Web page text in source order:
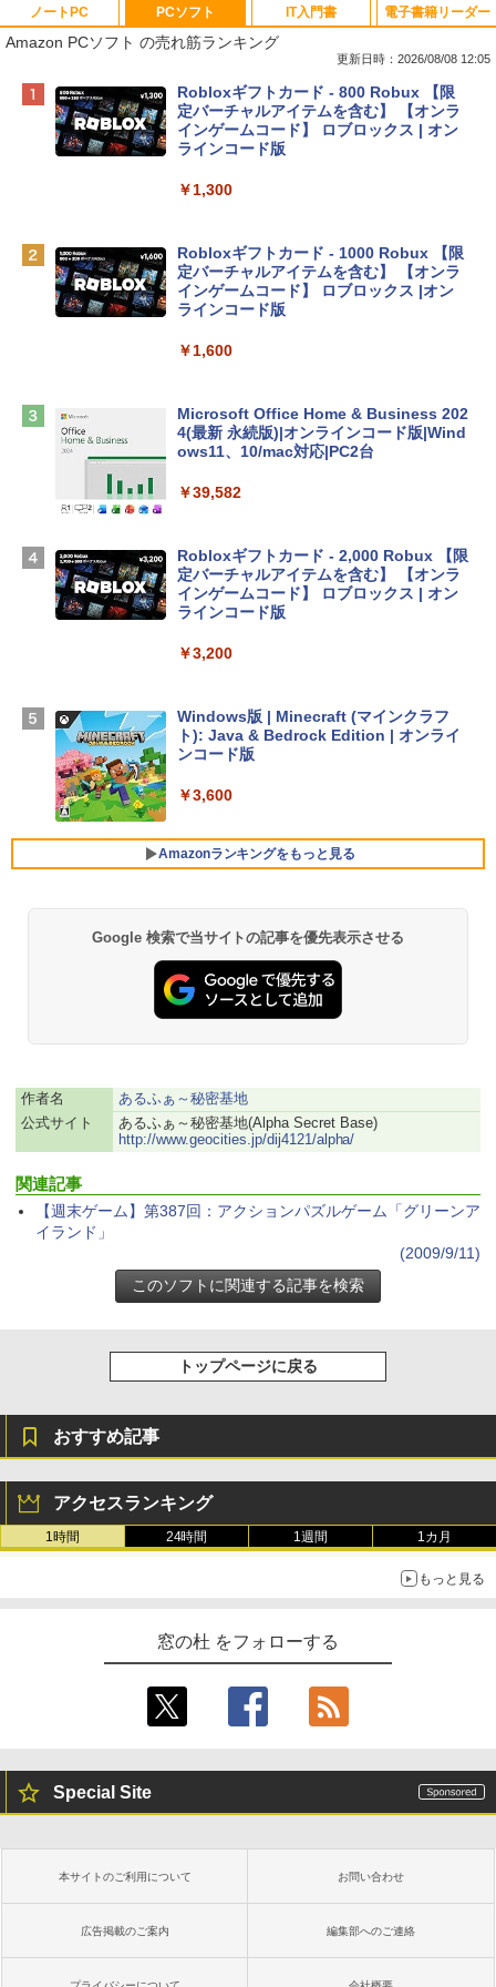
ノートPC
Apple 2026 MacBook Neo A18 Proチッ
プ搭載13インチノートブック：AIとAppl
e Intelligenceのために設計、Liquid Ret
inaディスプレイ、8GBユニファイドメモ
eTime HDカメラ - インディゴ
tomtoc 360°保護 15.6 16インチ パソコ
ンケース Dell NEC Lavie ASUS HP dyna
Apple 2026 MacBook Air M5チップ搭載
13インチノートブック：AIとApple Intell
スプレイ、16GBユニファイドメモリ、1
D - シルバー
￥261,414
【Amazon.co.jp限定】 HP ノートパソコ
￥129,800
FMV ノートパソコン WE1-K3 (MS 365 P
VWK3E15W_AZ
PCソフト
Amazon PCソフト の売れ筋ランキング
更新日時：2026/08/08 12:05
Robloxギフトカード - 800 Robux 【限
定バーチャルアイテムを含む】 【オンラ
インゲームコード】 ロブロックス | オン
ラインコード版
￥1,300
Robloxギフトカード - 1000 Robux 【限
定バーチャルアイテムを含む】 【オンラ
インゲームコード】 ロブロックス |オン
ラインコード版
￥1,600
Microsoft Office Home & Business 202
4(最新 永続版)|オンラインコード版|Wind
ows11、10/mac対応|PC2台
￥39,582
Robloxギフトカード - 2,000 Robux 【限
定バーチャルアイテムを含む】 【オンラ
インゲームコード】 ロブロックス | オン
ラインコード版
￥3,200
Windows版 | Minecraft (マインクラフ
ト): Java & Bedrock Edition | オンライ
ンコード版
￥3,600
Amazonランキングをもっと見る
IT入門書
生成AIパスポート公式テキスト 第４版
￥1,766
出す プロンプトの言葉 AI画像生成シリー
ズ (はぴーイラストLabo)
非エンジニア 初心者 素人 でも安心 使い
方 マニュアル AI副業にもコンテンツ作成
にもKindle出版にも！ 非エンジニアのた
めのAIコーディング入門シリーズ
FM TOWNS ハイパー・カタログ: 本体ハ
ェクトリストと最新エミュレータ紹介
電子書籍リーダー
Amazon Kindle Paperwhite (16GB) 7イ
ンチディスプレイ、色調調節ライト、12
週間持続バッテリー、広告なし、ブラッ
ク
￥22,980
Amazon Kindle - 目に優しい、かさばら
ない、大きな画面で読みやすい、6週間持
続バッテリー、6インチディスプレイ電子
￥16,980
Kindle Paperwhite シグニチャーエディ
ション (32GB) 7インチディスプレイ、明
ブラック
Amazon Kindle Colorsoft | 16GBストレ
ージ、防水、7インチカラーディスプレ
イ、色調調節ライト、最大8週間持続バッ
テリー、広告無し、ブラック (2025年発
売)
New Amazon Kindle Scribe Colorsoft |
11インチカラーディスプレイ、64GBスト
整、色調調節ライト、プレミアムペン付
き、グラファイト
Google 検索で当サイトの記事を優先表示させる
作者名
あるふぁ～秘密基地
公式サイト
あるふぁ～秘密基地(Alpha Secret Base)
http://www.geocities.jp/dij4121/alpha/
関連記事
【週末ゲーム】第387回：アクションパズルゲーム「グリーンア
イランド」
(2009/9/11)
トップページに戻る
おすすめ記事
アクセスランキング
1時間 24時間 1週間 1カ月
もっと見る
窓の杜 をフォローする
Special Site
本サイトのご利用について お問い合わせ
広告掲載のご案内 編集部へのご連絡